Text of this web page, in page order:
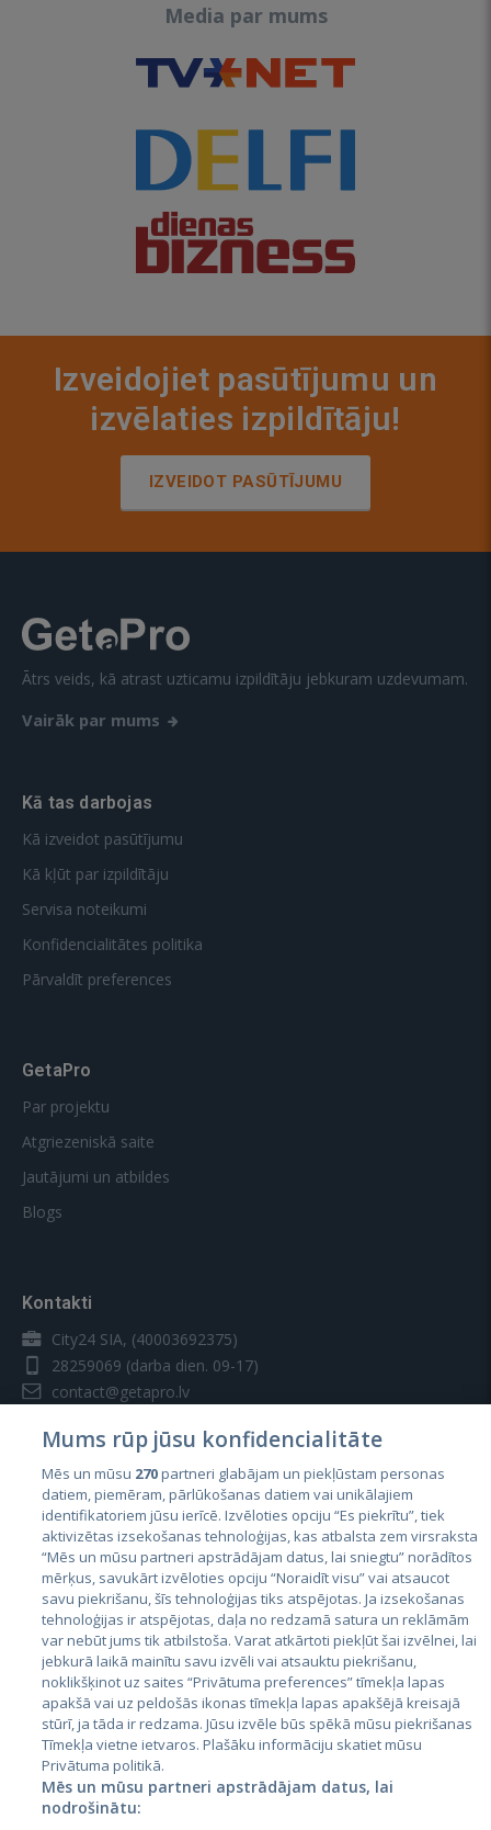
Media par mums
Izveidojiet pasūtījumu un
izvēlaties izpildītāju!
IZVEIDOT PASŪTĪJUMU
Ātrs veids, kā atrast uzticamu izpildītāju jebkuram uzdevumam.
Vairāk par mums
Kā tas darbojas
Kā izveidot pasūtījumu
Kā kļūt par izpildītāju
Servisa noteikumi
Konfidencialitātes politika
Pārvaldīt preferences
GetaPro
Par projektu
Atgriezeniskā saite
Jautājumi un atbildes
Blogs
Kontakti
City24 SIA, (40003692375)
28259069 (darba dien. 09-17)
contact@getapro.lv
Valstis
Igaunija
Latvija
Lietuva
Mums rūp jūsu konfidencialitāte
Mēs un mūsu 270partneri glabājam un piekļūstam personas
datiem, piemēram, pārlūkošanas datiem vai unikālajiem
identifikatoriem jūsu ierīcē. Izvēloties opciju “Es piekrītu”, tiek
aktivizētas izsekošanas tehnoloģijas, kas atbalsta zem virsraksta
“Mēs un mūsu partneri apstrādājam datus, lai sniegtu” norādītos
mērķus, savukārt izvēloties opciju “Noraidīt visu” vai atsaucot
savu piekrišanu, šīs tehnoloģijas tiks atspējotas. Ja izsekošanas
tehnoloģijas ir atspējotas, daļa no redzamā satura un reklāmām
var nebūt jums tik atbilstoša. Varat atkārtoti piekļūt šai izvēlnei, lai
jebkurā laikā mainītu savu izvēli vai atsauktu piekrišanu,
noklikšķinot uz saites “Privātuma preferences” tīmekļa lapas
apakšā vai uz peldošās ikonas tīmekļa lapas apakšējā kreisajā
stūrī, ja tāda ir redzama. Jūsu izvēle būs spēkā mūsu piekrišanas
Tīmekļa vietne ietvaros. Plašāku informāciju skatiet mūsu
Privātuma politikā.
Mēs un mūsu partneri apstrādājam datus, lai
nodrošinātu: